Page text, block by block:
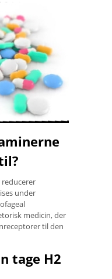
under
medicin, der
til den
tage H2